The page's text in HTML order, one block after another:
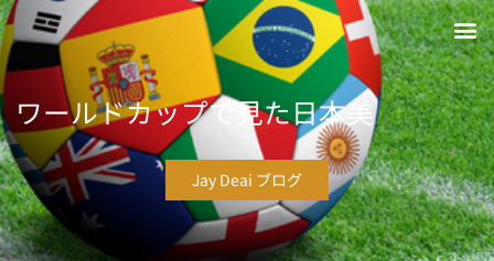
ワールドカップで見た日本美
Jay Deai ブログ